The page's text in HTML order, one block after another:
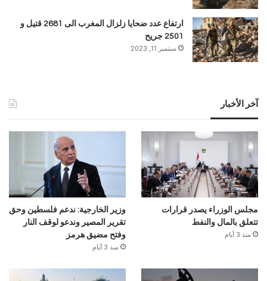
ارتفاع عدد ضحايا زلزال المغرب الى 2681 قتيل و
2501 جريح
سبتمبر 11, 2023
آخر الأخبار
مجلس الوزراء يصدر قرارات
تتعلق بالمال والنفط
منذ 3 أيام
وزير الخارجية: ندعم فلسطين وحق
تقرير المصير وندعو لوقف النار
وفتح مضيق هرمز
منذ 3 أيام